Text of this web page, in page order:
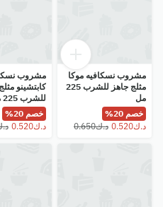
مشروب نسكافيه موكا
مثلج جاهز للشرب 225
مل
خصم 20%
مشروب
كابتشينو
للشرب 225 مل
خصم 20%
⁦د.ك0.520⁩
⁦د.ك0.650⁩